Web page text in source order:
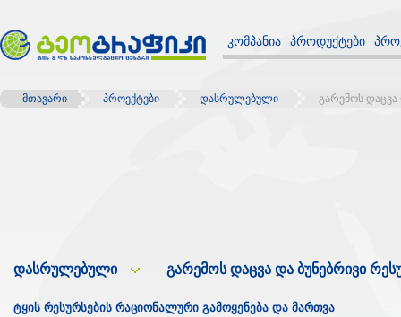
კომპანია პროდუქტები
მთავარი პროექტები დასრულებული გარემოს დაცვა
დასრულებული გარემოს დაცვა და ბუნებრივი
ტყის რესურსების რაციონალური გამოყენება და მართვა